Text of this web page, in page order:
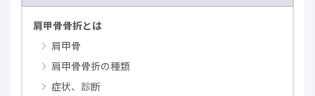
肩甲骨骨折とは
肩甲骨
肩甲骨骨折の種類
症状、診断